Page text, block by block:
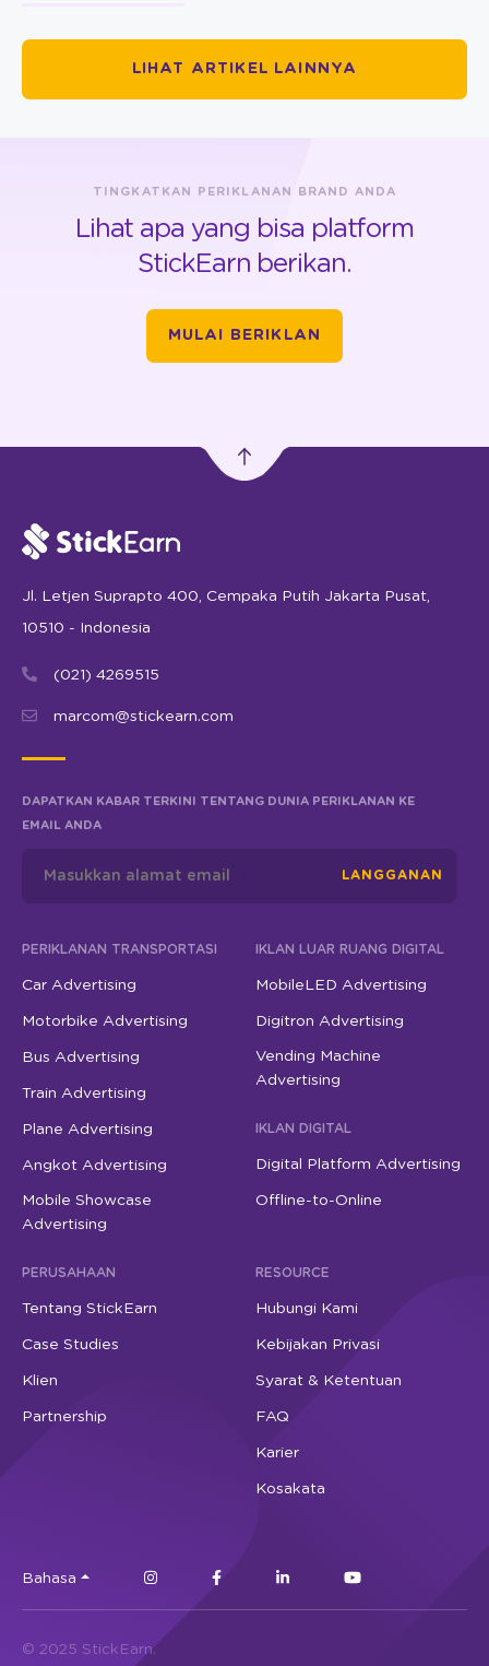
LIHAT ARTIKEL LAINNYA
TINGKATKAN PERIKLANAN BRAND ANDA
Lihat apa yang bisa platform
StickEarn berikan.
MULAI BERIKLAN
Jl. Letjen Suprapto 400, Cempaka Putih Jakarta Pusat,
10510 - Indonesia
(021) 4269515
marcom@stickearn.com
DAPATKAN KABAR TERKINI TENTANG DUNIA PERIKLANAN KE
EMAIL ANDA
LANGGANAN
PERIKLANAN TRANSPORTASI
Car Advertising
Motorbike Advertising
Bus Advertising
Train Advertising
Plane Advertising
Angkot Advertising
Mobile Showcase
Advertising
IKLAN LUAR RUANG DIGITAL
MobileLED Advertising
Digitron Advertising
Vending Machine
Advertising
IKLAN DIGITAL
Digital Platform Advertising
Offline-to-Online
PERUSAHAAN
Tentang StickEarn
Case Studies
Klien
Partnership
RESOURCE
Hubungi Kami
Kebijakan Privasi
Syarat & Ketentuan
FAQ
Karier
Kosakata
© 2025 StickEarn.
Bahasa